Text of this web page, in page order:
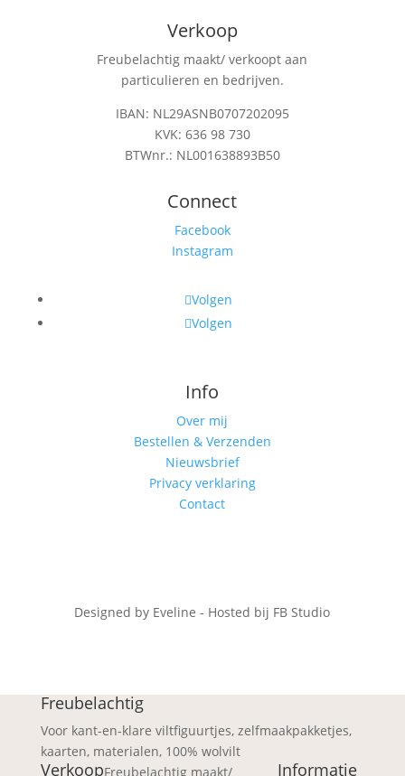
Verkoop
Freubelachtig maakt/ verkoopt aan
particulieren en bedrijven.
IBAN: NL29ASNB0707202095
KVK: 636 98 730
BTWnr.: NL001638893B50
Connect
Facebook
Instagram
Volgen
Volgen
Info
Over mij
Bestellen & Verzenden
Nieuwsbrief
Privacy verklaring
Contact
Designed by Eveline - Hosted bij FB Studio
Freubelachtig
Voor kant-en-klare viltfiguurtjes, zelfmaakpakketjes,
kaarten, materialen, 100% wolvilt
VerkoopFreubelachtig maakt/ Informatie